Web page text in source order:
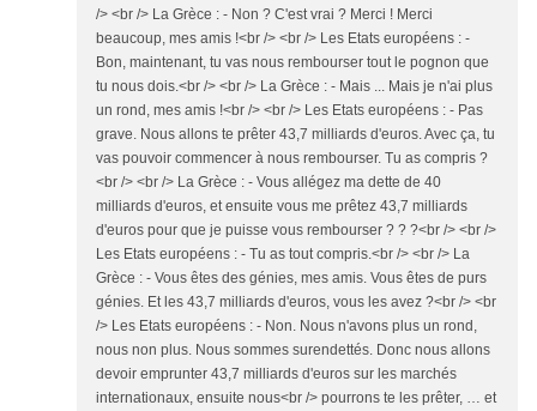
/> <br /> La Grèce : - Non ? C'est vrai ? Merci ! Merci
beaucoup, mes amis !<br /> <br /> Les Etats européens : -
Bon, maintenant, tu vas nous rembourser tout le pognon que
tu nous dois.<br /> <br /> La Grèce : - Mais ... Mais je n'ai plus
un rond, mes amis !<br /> <br /> Les Etats européens : - Pas
grave. Nous allons te prêter 43,7 milliards d'euros. Avec ça, tu
vas pouvoir commencer à nous rembourser. Tu as compris ?
<br /> <br /> La Grèce : - Vous allégez ma dette de 40
milliards d'euros, et ensuite vous me prêtez 43,7 milliards
d'euros pour que je puisse vous rembourser ? ? ?<br /> <br />
Les Etats européens : - Tu as tout compris.<br /> <br /> La
Grèce : - Vous êtes des génies, mes amis. Vous êtes de purs
génies. Et les 43,7 milliards d'euros, vous les avez ?<br /> <br
/> Les Etats européens : - Non. Nous n'avons plus un rond,
nous non plus. Nous sommes surendettés. Donc nous allons
devoir emprunter 43,7 milliards d'euros sur les marchés
internationaux, ensuite nous<br /> pourrons te les prêter, … et